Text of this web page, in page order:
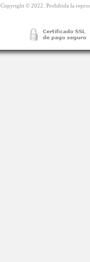
Copyright © 2022. Prohibida la